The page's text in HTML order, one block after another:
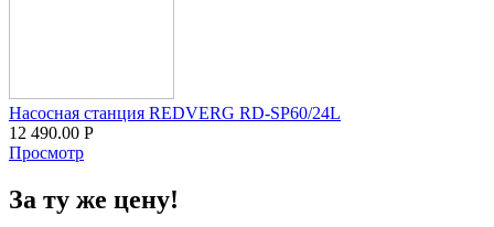
Насосная станция REDVERG RD-SP60/24L
12 490.00 Р
Просмотр
За ту же цену!